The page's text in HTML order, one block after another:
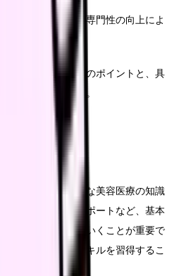
、スキルアップと専門性の向上によ
ます。
成を見据えた選択のポイントと、具
解説していきます。
れるのは、基礎的な美容医療の知識
レーザー治療のサポートなど、基本
着実に積み重ねていくことが重要で
、これらの基礎スキルを習得するこ